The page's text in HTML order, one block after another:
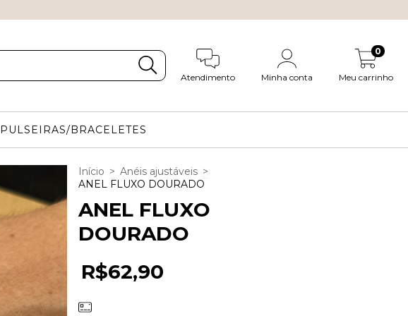
Atendimento Minha conta Meu carrinho
0
PULSEIRAS/BRACELETES
Início > Anéis ajustáveis >
ANEL FLUXO DOURADO
ANEL FLUXO
DOURADO
R$62,90